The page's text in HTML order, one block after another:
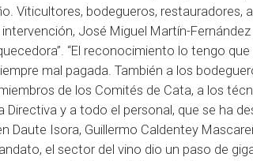
Viticultores, bodegueros, restauradores,
José Miguel Martín-
“El reconocimiento lo tengo
mal pagada. También a los
de los Comités de Cata, a los
y a todo el personal, que se ha
Daute Isora, Guillermo Caldentey
el sector del vino dio un paso de